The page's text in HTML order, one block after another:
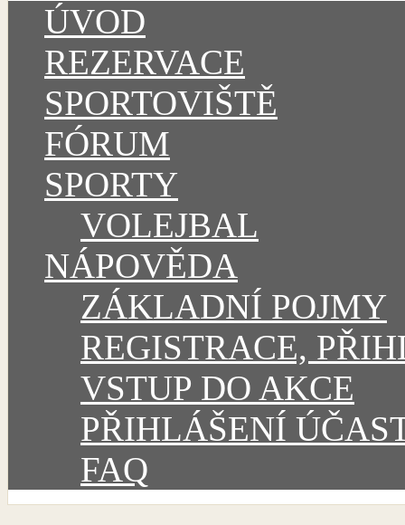
ÚVOD
REZERVACE
SPORTOVIŠTĚ
FÓRUM
SPORTY
VOLEJBAL
NÁPOVĚDA
ZÁKLADNÍ POJMY
REGISTRACE,
VSTUP DO AKCE
PŘIHLÁŠENÍ
FAQ